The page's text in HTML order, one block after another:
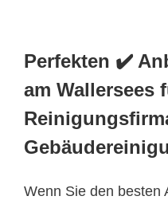
Perfekten ✔️
am Wallersees
Wenn Sie den besten